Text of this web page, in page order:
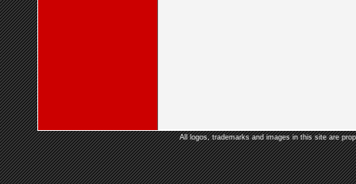
All logos, trademarks and images in this site are